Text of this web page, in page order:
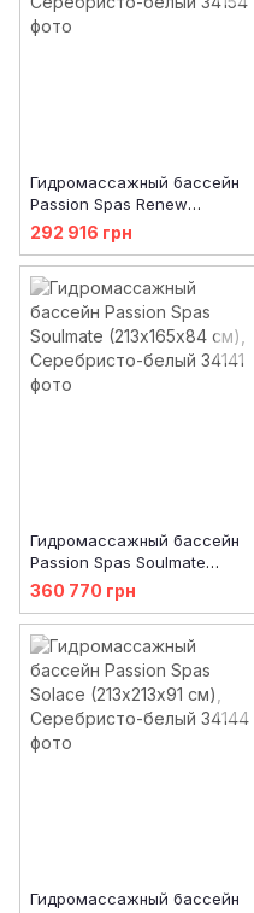
Гидромассажный бассейн
Passion Spas Renew
(208х155х83 мм),
Серебристо-белый
292 916 грн
Гидромассажный бассейн
Passion Spas Soulmate
(213х165х84 см),
Серебристо-белый
360 770 грн
Гидромассажный бассейн